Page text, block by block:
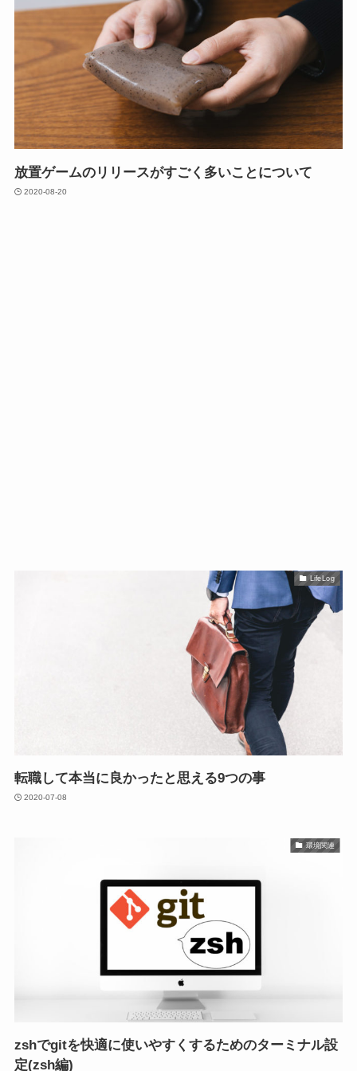
放置ゲームのリリースがすごく多いことについて
2020-08-20
LifeLog
転職して本当に良かったと思える9つの事
2020-07-08
環境関連
zshでgitを快適に使いやすくするためのターミナル設
定(zsh編)